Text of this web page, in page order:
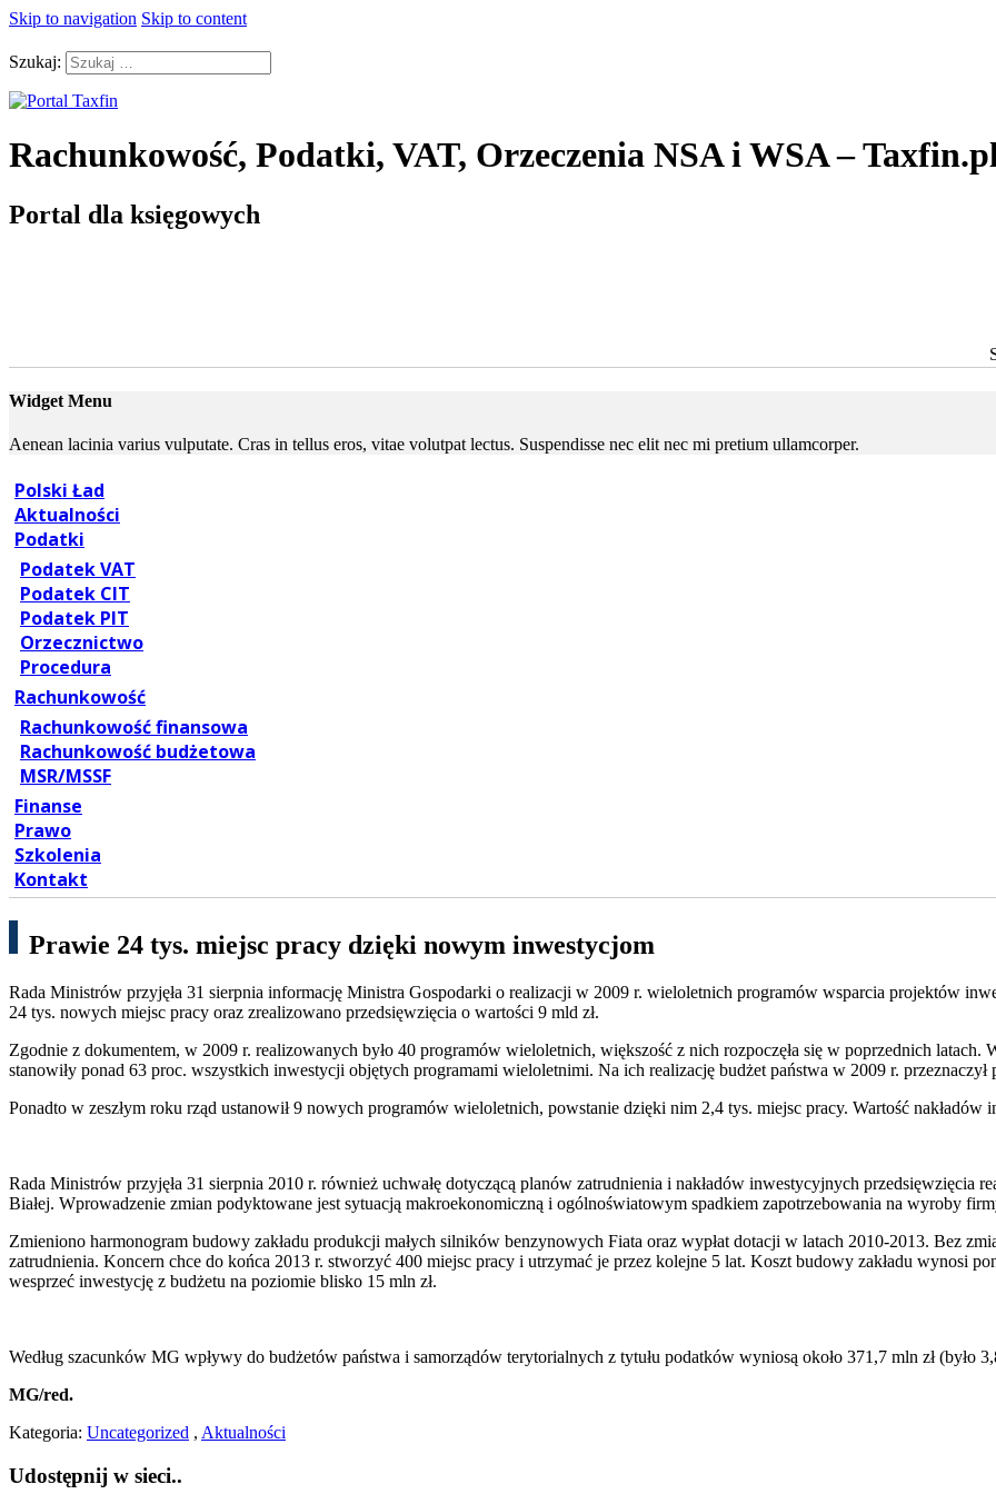
Skip to navigation Skip to content
Szukaj:
Rachunkowość, Podatki, VAT, Orzeczenia NSA i WSA –
Portal dla księgowych
Widget Menu
Aenean lacinia varius vulputate. Cras in tellus eros, vitae volutpat lectus. Suspendisse nec elit nec mi pretium ullamcorper.
Polski Ład
Aktualności
Podatki
Podatek VAT
Podatek CIT
Podatek PIT
Orzecznictwo
Procedura
Rachunkowość
Rachunkowość finansowa
Rachunkowość budżetowa
MSR/MSSF
Finanse
Prawo
Szkolenia
Kontakt
Prawie 24 tys. miejsc pracy dzięki nowym inwestycjom
Rada Ministrów przyjęła 31 sierpnia informację Ministra Gospodarki o realizacji w 2009 r. wieloletnich programów wsparcia projektów
24 tys. nowych miejsc pracy oraz zrealizowano przedsięwzięcia o wartości 9 mld zł.
Zgodnie z dokumentem, w 2009 r. realizowanych było 40 programów wieloletnich, większość z nich rozpoczęła się w poprzednich latach.
stanowiły ponad 63 proc. wszystkich inwestycji objętych programami wieloletnimi. Na ich realizację budżet państwa w 2009 r. przeznaczył
Ponadto w zeszłym roku rząd ustanowił 9 nowych programów wieloletnich, powstanie dzięki nim 2,4 tys. miejsc pracy. Wartość nakładów
Rada Ministrów przyjęła 31 sierpnia 2010 r. również uchwałę dotyczącą planów zatrudnienia i nakładów inwestycyjnych przedsięwzięcia
Białej. Wprowadzenie zmian podyktowane jest sytuacją makroekonomiczną i ogólnoświatowym spadkiem zapotrzebowania na wyroby
Zmieniono harmonogram budowy zakładu produkcji małych silników benzynowych Fiata oraz wypłat dotacji w latach 2010-2013. Bez
zatrudnienia. Koncern chce do końca 2013 r. stworzyć 400 miejsc pracy i utrzymać je przez kolejne 5 lat. Koszt budowy zakładu wynosi
wesprzeć inwestycję z budżetu na poziomie blisko 15 mln zł.
Według szacunków MG wpływy do budżetów państwa i samorządów terytorialnych z tytułu podatków wyniosą około 371,7 mln zł (było
MG/red.
Kategoria: Uncategorized , Aktualności
Udostępnij w sieci..